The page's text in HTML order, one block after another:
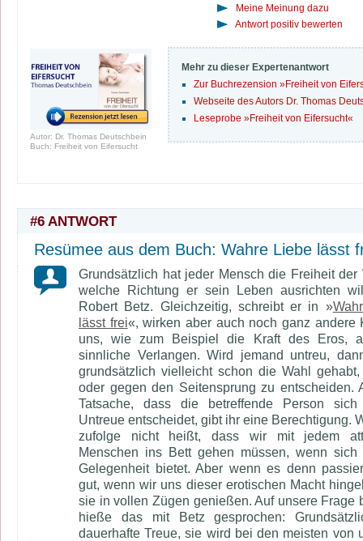
Meine Meinung dazu
Antwort positiv bewerten
Autor: Dr. Thomas Deutschbein
Buch: Freiheit von Eifersucht
Mehr zu dieser Expertenantwort
Zur Buchrezension »Freiheit von
Webseite des Autors Dr. Thomas
Leseprobe »Freiheit von Eifersucht«
#6 ANTWORT
Resümee aus dem Buch: Wahre Liebe lässt
Grundsätzlich hat jeder Mensch die Freiheit der
welche Richtung er sein Leben ausrichten
Robert Betz. Gleichzeitig, schreibt er in »
lässt frei«, wirken aber auch noch ganz andere
uns, wie zum Beispiel die Kraft des Eros,
sinnliche Verlangen. Wird jemand untreu,
grundsätzlich vielleicht schon die Wahl
oder gegen den Seitensprung zu entscheiden.
Tatsache, dass die betreffende Person
Untreue entscheidet, gibt ihr eine Berechtigung.
zufolge nicht heißt, dass wir mit jedem
Menschen ins Bett gehen müssen, wenn
Gelegenheit bietet. Aber wenn es denn
gut, wenn wir uns dieser erotischen Macht
sie in vollen Zügen genießen. Auf unsere Frage
hieße das mit Betz gesprochen:
dauerhafte Treue, sie wird bei den meisten von